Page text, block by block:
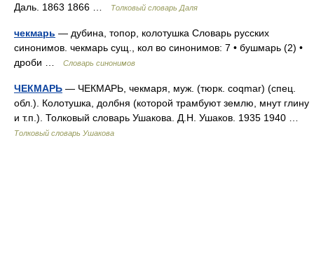
Даль. 1863 1866 …
Толковый словарь Даля
чекмарь — дубина, топор, колотушка Словарь русских
синонимов. чекмарь сущ., кол во синонимов: 7 • бушмарь (2) •
дроби …
Словарь синонимов
ЧЕКМАРЬ — ЧЕКМАРЬ, чекмаря, муж. (тюрк. coqmar) (спец.
обл.). Колотушка, долбня (которой трамбуют землю, мнут глину
и т.п.). Толковый словарь Ушакова. Д.Н. Ушаков. 1935 1940 …
Толковый словарь Ушакова